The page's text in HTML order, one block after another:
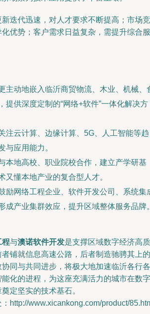
迭代迅速，对人才要求不断提高；市场竞
优势；客户需求日益复杂，需提升综合服
主动地嵌入临沂商贸物流、木业、机械、
提供深度定制的“网络+软件”一体化解决方
注云计算、边缘计算、5G、人工智能等趋
与应用能力。
本地高校、职业院校合作，建立产学研基
又懂本地产业的复合型人才。
励网络工程企业、软件开发公司、系统集
成产业集群效应，提升区域整体服务品牌
程与澳诺软件开发是支撑区域数字经济高质
铺就信息高速公路，后者制造驰骋其上的
同与共同进步，将极大地加速临沂各行各
化的进程，为这座充满活力的城市在数字
定坚实的技术基石。
http://www.xicankong.com/product/